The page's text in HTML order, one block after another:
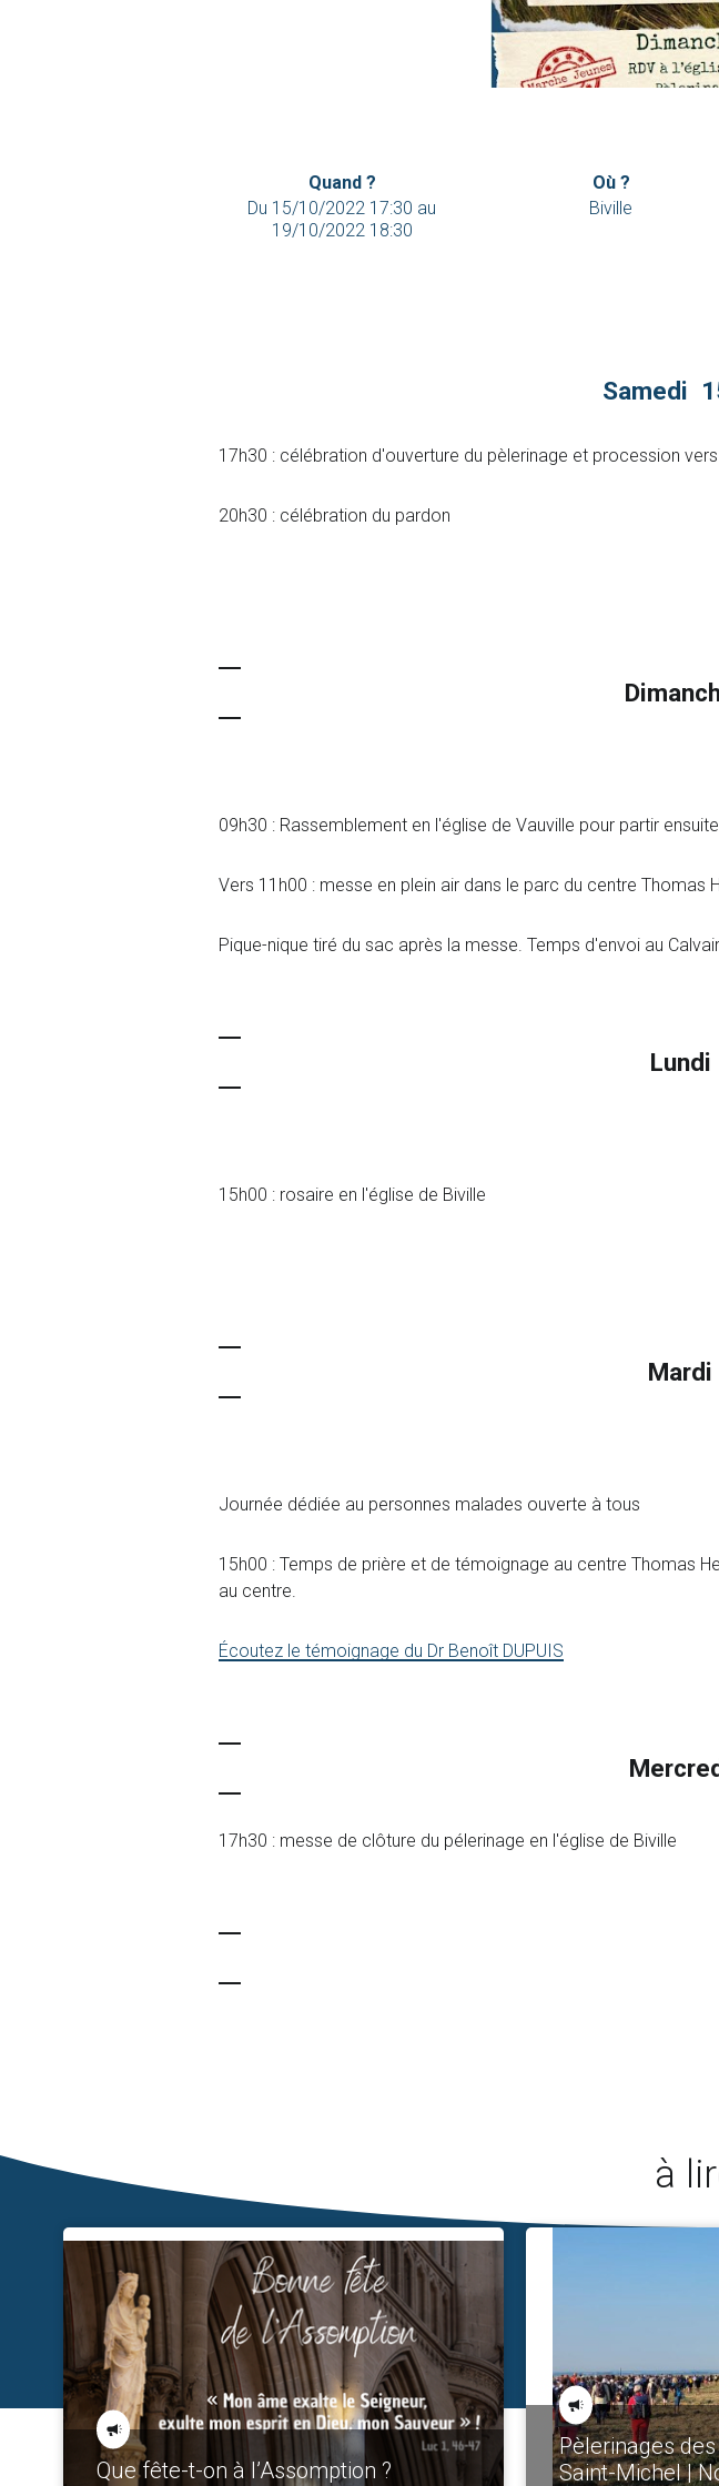
Quand ?
Du 15/10/2022 17:30 au
19/10/2022 18:30
Où ?
Biville
Samedi
17h30 : célébration d'ouverture du pèlerinage et procession
20h30 : célébration du pardon
09h30 : Rassemblement en l'église de Vauville pour partir
Vers 11h00 : messe en plein air dans le parc du centre Thomas
Pique-nique tiré du sac après la messe. Temps d'envoi au
15h00 : rosaire en l'église de Biville
Journée dédiée au personnes malades ouverte à tous
15h00 : Temps de prière et de témoignage au centre Thomas
au centre.
Écoutez le témoignage du Dr Benoît DUPUIS
17h30 : messe de clôture du pélerinage en l'église de Biville
à
Que fête-t-on à l’Assomption ?
Pèlerinages
Saint-Michel |